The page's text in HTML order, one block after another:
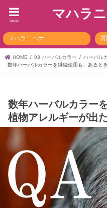
マハラ
menu
マハラニヘナ 質
HOME 03 ハーバルカラー
ハーバル
数年ハーバルカラーを継続使用も、あると
数年ハーバルカラー
植物アレルギーが出